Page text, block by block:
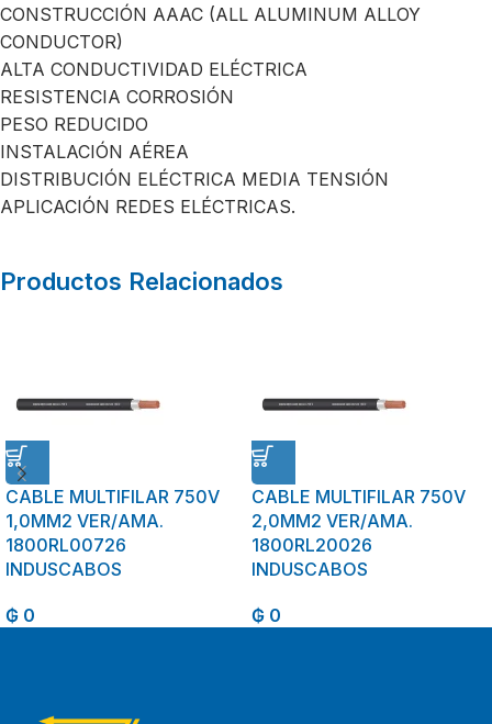
CONSTRUCCIÓN AAAC (ALL ALUMINUM ALLOY
CONDUCTOR)
ALTA CONDUCTIVIDAD ELÉCTRICA
RESISTENCIA CORROSIÓN
PESO REDUCIDO
INSTALACIÓN AÉREA
DISTRIBUCIÓN ELÉCTRICA MEDIA TENSIÓN
APLICACIÓN REDES ELÉCTRICAS.
Productos Relacionados
CABLE MULTIFILAR 750V
1,0MM2 VER/AMA.
1800RL00726
INDUSCABOS
₲ 0
CABLE MULTIFILAR 750V
2,0MM2 VER/AMA.
1800RL20026
INDUSCABOS
₲ 0